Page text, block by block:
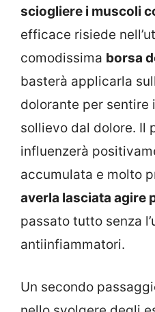
sciogliere i muscoli
efficace risiede
comodissima borsa
basterà applicarla
dolorante per sentire
sollievo dal dolore. Il
influenzerà
accumulata e molto
averla lasciata agire
passato tutto senza
antiinfiammatori.
Un secondo